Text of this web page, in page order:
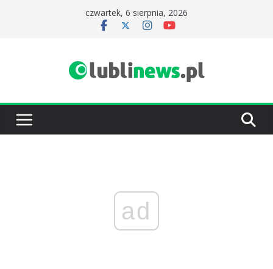
czwartek, 6 sierpnia, 2026
ad